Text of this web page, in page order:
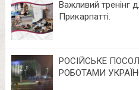
Важливий тренінг
Прикарпатті.
РОСІЙСЬКЕ
РОБОТАМИ